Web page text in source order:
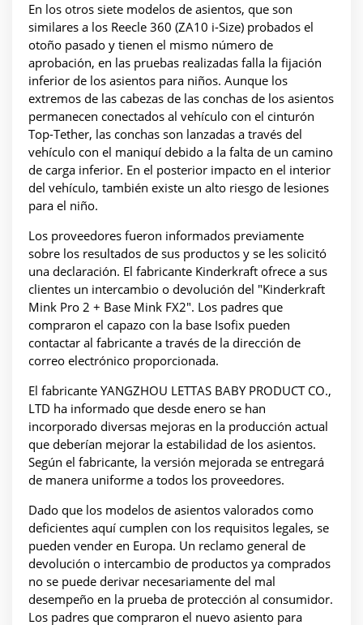
En los otros siete modelos de asientos, que son
similares a los Reecle 360 (ZA10 i-Size) probados el
otoño pasado y tienen el mismo número de
aprobación, en las pruebas realizadas falla la fijación
inferior de los asientos para niños. Aunque los
extremos de las cabezas de las conchas de los asientos
permanecen conectados al vehículo con el cinturón
Top-Tether, las conchas son lanzadas a través del
vehículo con el maniquí debido a la falta de un camino
de carga inferior. En el posterior impacto en el interior
del vehículo, también existe un alto riesgo de lesiones
para el niño.
Los proveedores fueron informados previamente
sobre los resultados de sus productos y se les solicitó
una declaración. El fabricante Kinderkraft ofrece a sus
clientes un intercambio o devolución del "Kinderkraft
Mink Pro 2 + Base Mink FX2". Los padres que
compraron el capazo con la base Isofix pueden
contactar al fabricante a través de la dirección de
correo electrónico proporcionada.
El fabricante YANGZHOU LETTAS BABY PRODUCT CO.,
LTD ha informado que desde enero se han
incorporado diversas mejoras en la producción actual
que deberían mejorar la estabilidad de los asientos.
Según el fabricante, la versión mejorada se entregará
de manera uniforme a todos los proveedores.
Dado que los modelos de asientos valorados como
deficientes aquí cumplen con los requisitos legales, se
pueden vender en Europa. Un reclamo general de
devolución o intercambio de productos ya comprados
no se puede derivar necesariamente del mal
desempeño en la prueba de protección al consumidor.
Los padres que compraron el nuevo asiento para